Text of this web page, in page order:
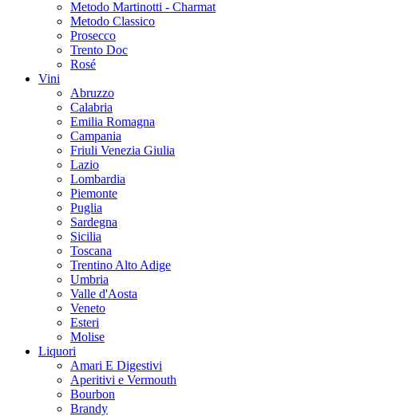
Metodo Martinotti - Charmat
Metodo Classico
Prosecco
Trento Doc
Rosé
Vini
Abruzzo
Calabria
Emilia Romagna
Campania
Friuli Venezia Giulia
Lazio
Lombardia
Piemonte
Puglia
Sardegna
Sicilia
Toscana
Trentino Alto Adige
Umbria
Valle d'Aosta
Veneto
Esteri
Molise
Liquori
Amari E Digestivi
Aperitivi e Vermouth
Bourbon
Brandy